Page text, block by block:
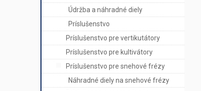
Údržba a náhradné diely
Príslušenstvo
Príslušenstvo pre vertikutátory
Príslušenstvo pre kultivátory
Príslušenstvo pre snehové frézy
Náhradné diely na snehové frézy